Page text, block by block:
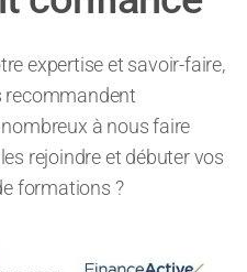
expertise et savoir-faire,
recommandent
à nous faire
rejoindre et débuter vos
formations ?